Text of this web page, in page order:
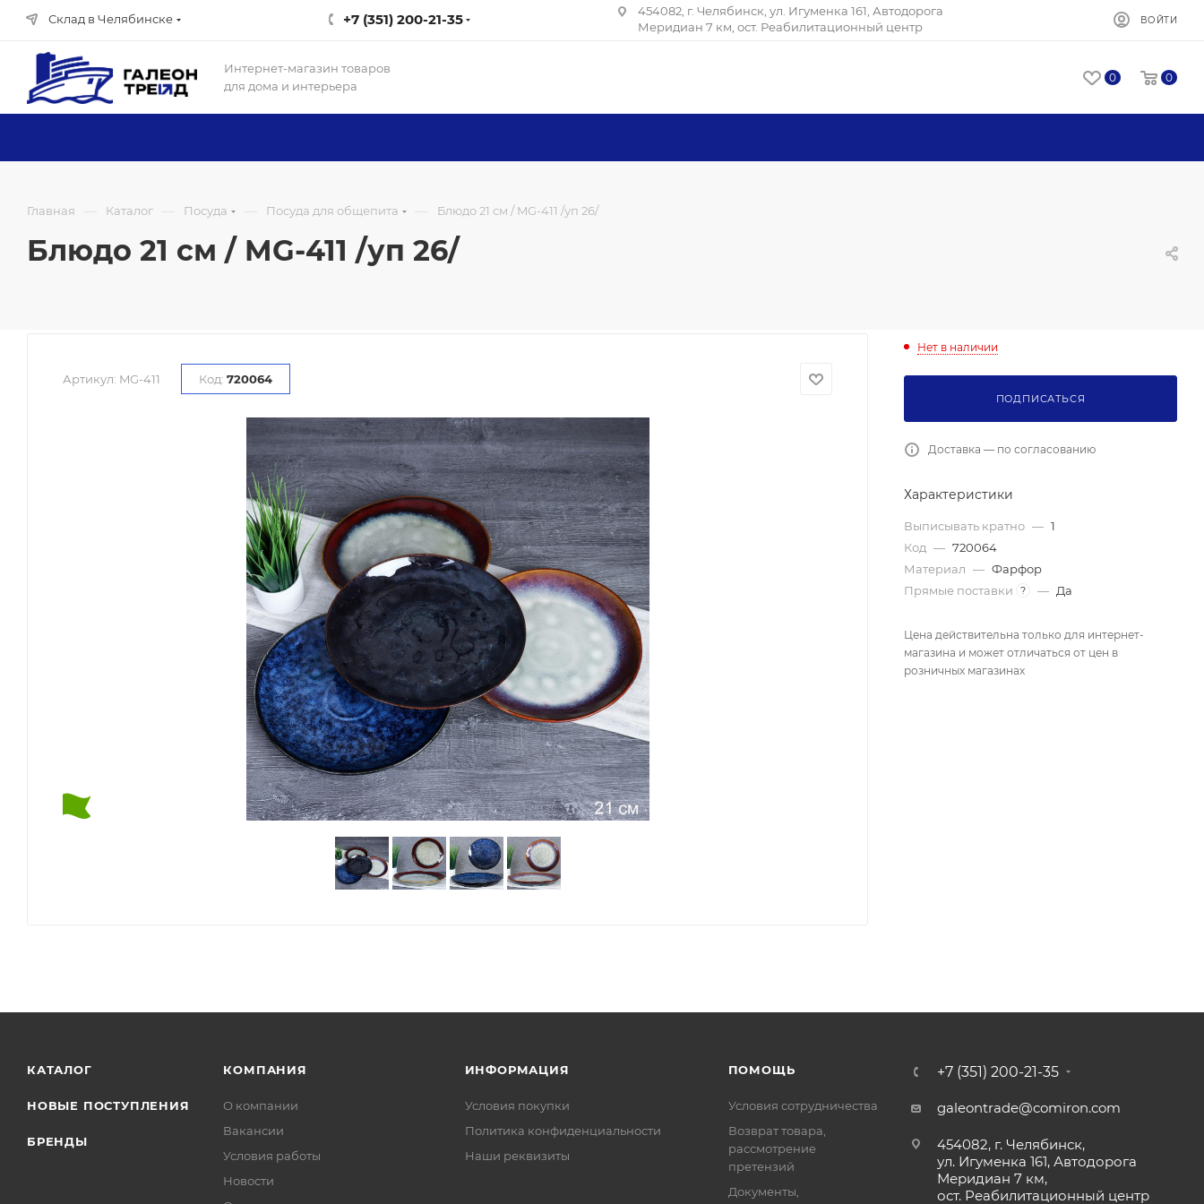
Склад в Челябинске +7 (351) 200-21-35
454082, г. Челябинск, ул. Игуменка 161, Автодорога
Меридиан 7 км, ост. Реабилитационный центр
ВОЙТИ
Интернет-магазин товаров
для дома и интерьера
0 0
Главная — Каталог — Посуда — Посуда для общепита — Блюдо 21 см / MG-411 /уп 26/
Блюдо 21 см / MG-411 /уп 26/
Артикул: MG-411 Код: 720064
Нет в наличии
ПОДПИСАТЬСЯ
Доставка — по согласованию
Характеристики
Выписывать кратно — 1
Код — 720064
Материал — Фарфор
Прямые поставки
? — Да
Цена действительна только для интернет-
магазина и может отличаться от цен в
розничных магазинах
КАТАЛОГ
НОВЫЕ ПОСТУПЛЕНИЯ
БРЕНДЫ
КОМПАНИЯ
О компании
Вакансии
Условия работы
Новости
ИНФОРМАЦИЯ
Условия покупки
Политика конфиденциальности
Наши реквизиты
ПОМОЩЬ
Условия сотрудничества
Возврат товара,
рассмотрение
претензий
Документы,
+7 (351) 200-21-35
galeontrade@comiron.com
454082, г. Челябинск,
ул. Игуменка 161, Автодорога
Меридиан 7 км,
ост. Реабилитационный центр